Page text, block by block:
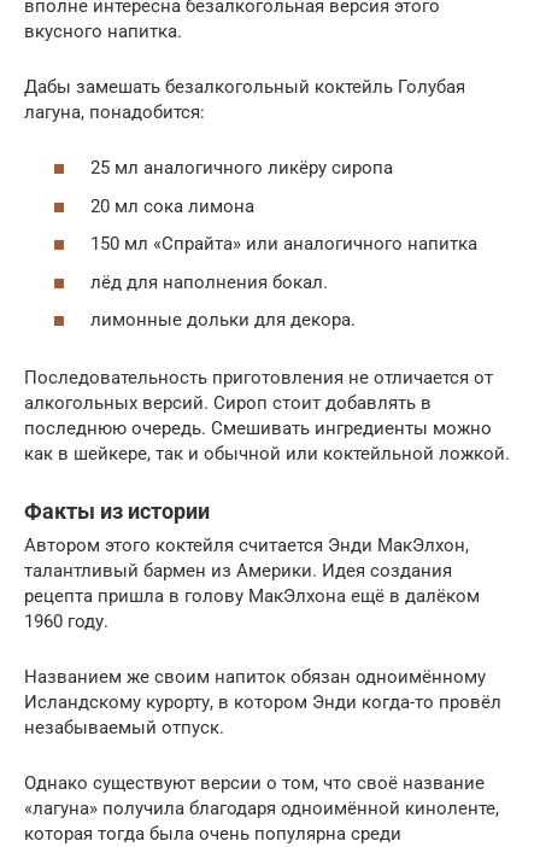
вполне интересна безалкогольная версия этого
вкусного напитка.
Дабы замешать безалкогольный коктейль Голубая
лагуна, понадобится:
25 мл аналогичного ликёру сиропа
20 мл сока лимона
150 мл «Спрайта» или аналогичного напитка
лёд для наполнения бокал.
лимонные дольки для декора.
Последовательность приготовления не отличается от
алкогольных версий. Сироп стоит добавлять в
последнюю очередь. Смешивать ингредиенты можно
как в шейкере, так и обычной или коктейльной ложкой.
Факты из истории
Автором этого коктейля считается Энди МакЭлхон,
талантливый бармен из Америки. Идея создания
рецепта пришла в голову МакЭлхона ещё в далёком
1960 году.
Названием же своим напиток обязан одноимённому
Исландскому курорту, в котором Энди когда-то провёл
незабываемый отпуск.
Однако существуют версии о том, что своё название
«лагуна» получила благодаря одноимённой киноленте,
которая тогда была очень популярна среди